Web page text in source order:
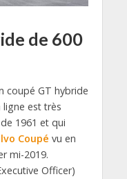
de 600
coupé GT hybride
est très
1961 et qui
Coupé vu en
mi-2019.
Officer)